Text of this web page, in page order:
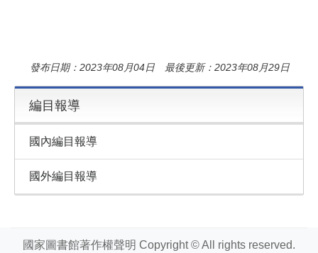
發布日期：2023年08月04日 最後更新：2023年08月29日
編目報導
國內編目報導
國外編目報導
國家圖書館著作權聲明 Copyright © All rights reserved.